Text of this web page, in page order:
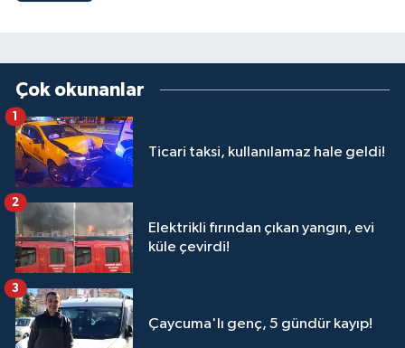
Çok okunanlar
Ticari taksi, kullanılamaz hale geldi!
1
Elektrikli fırından çıkan yangın, evi
küle çevirdi!
2
Çaycuma'lı genç, 5 gündür kayıp!
3